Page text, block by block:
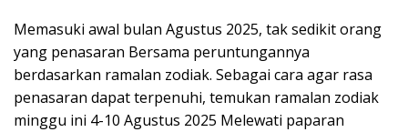
Memasuki awal bulan Agustus 2025, tak sedikit orang
yang penasaran Bersama peruntungannya
berdasarkan ramalan zodiak. Sebagai cara agar rasa
penasaran dapat terpenuhi, temukan ramalan zodiak
minggu ini 4-10 Agustus 2025 Melewati paparan